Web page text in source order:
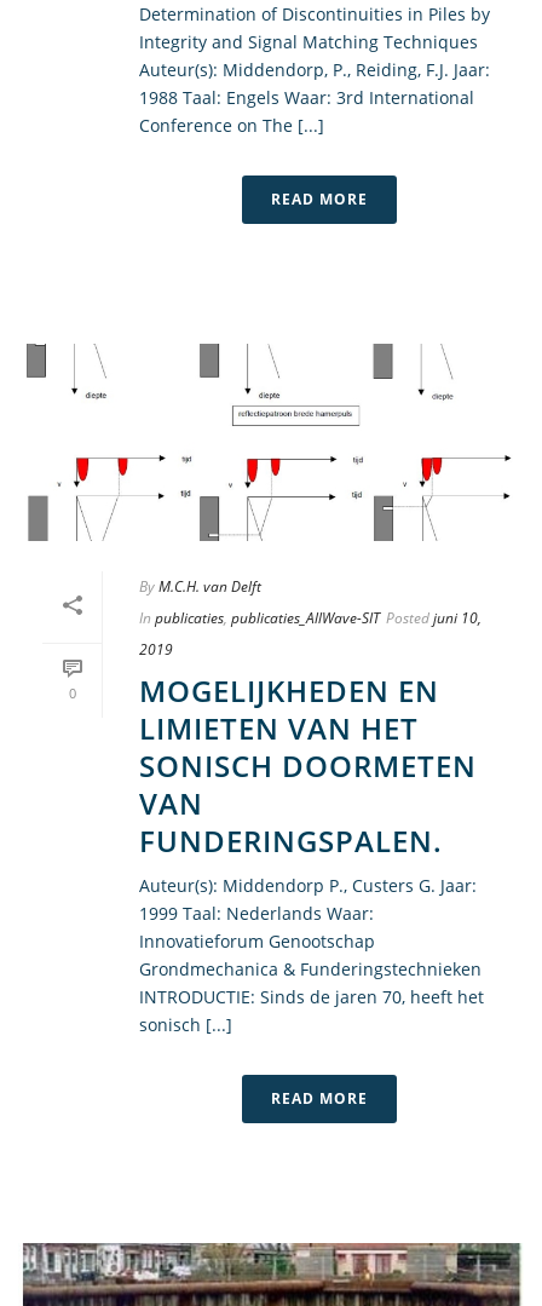
Determination of Discontinuities in Piles by
Integrity and Signal Matching Techniques
Auteur(s): Middendorp, P., Reiding, F.J. Jaar:
1988 Taal: Engels Waar: 3rd International
Conference on The [...]
READ MORE
0
ByM.C.H. van Delft
In publicaties, publicaties_AllWave-SIT Postedjuni 10,
2019
MOGELIJKHEDEN EN
LIMIETEN VAN HET
SONISCH DOORMETEN
VAN
FUNDERINGSPALEN.
Auteur(s): Middendorp P., Custers G. Jaar:
1999 Taal: Nederlands Waar:
Innovatieforum Genootschap
Grondmechanica & Funderingstechnieken
INTRODUCTIE: Sinds de jaren 70, heeft het
sonisch [...]
READ MORE